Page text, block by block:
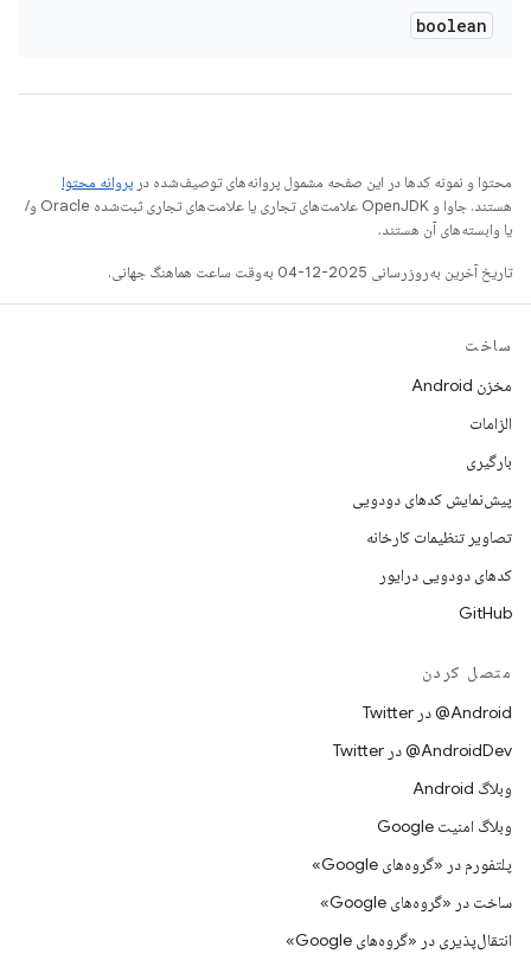
boolean
محتوا و نمونه کدها در این صفحه مشمول پروانه‌های توصیف‌شده در پروانه محتوا
هستند. جاوا و OpenJDK علامت‌های تجاری یا علامت‌های تجاری ثبت‌شده Oracle و/
یا وابسته‌های آن هستند.
تاریخ آخرین به‌روزرسانی 2025-12-04 به‌وقت ساعت هماهنگ جهانی.
ساخت
مخزن Android
الزامات
بارگیری
پیش‌نمایش کدهای دودویی
تصاویر تنظیمات کارخانه
کدهای دودویی درایور
GitHub
متصل کردن
Android@ در Twitter
AndroidDev@ در Twitter
وبلاگ Android
وبلاگ امنیت Google
پلتفورم در «گروه‌های Google»
ساخت در «گروه‌های Google»
انتقال‌پذیری در «گروه‌های Google»